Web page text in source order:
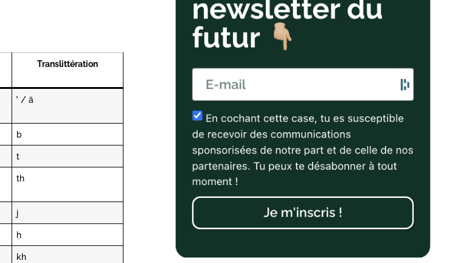
Translittération
ʾ / ā
b
t
th
j
ḥ
kh